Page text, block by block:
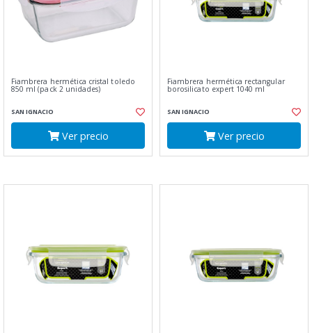
Fiambrera hermética cristal toledo
850 ml (pack 2 unidades)
SAN IGNACIO
Ver precio
Fiambrera hermética rectangular
borosilicato expert 1040 ml
SAN IGNACIO
Ver precio